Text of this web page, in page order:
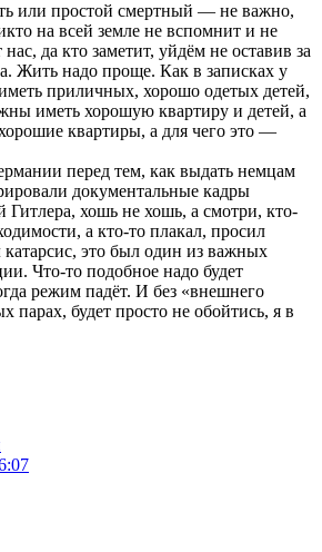
или простой смертный — не важно,
на всей земле не вспомнит и не
да кто заметит, уйдём не оставив за
Жить надо проще. Как в записках у
приличных, хорошо одетых детей,
иметь хорошую квартиру и детей, а
квартиры, а для чего это —
перед тем, как выдать немцам
документальные кадры
Гитлера, хошь не хошь, а смотри, кто-
а кто-то плакал, просил
это был один из важных
Что-то подобное надо будет
режим падёт. И без «внешнего
парах, будет просто не обойтись, я в